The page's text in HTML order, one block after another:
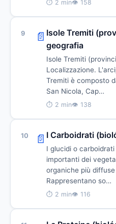
⏱ 2 min👁 158
9 📄 Isole Tremiti
geografia
Isole Tremiti
Localizzazione.
Tremiti è composto
San Nicola, Cap…
⏱ 2 min👁 138
10 📄 I Carboidrati
I glucidi o
importanti dei
organiche più
Rappresentano so…
⏱ 2 min👁 116